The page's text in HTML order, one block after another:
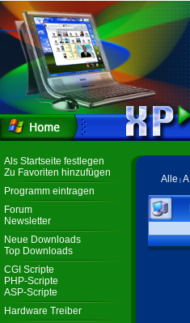
Als Startseite festlegen
Zu Favoriten hinzufügen
Programm eintragen
Forum
Newsletter
Neue Downloads
Top Downloads
CGI Scripte
PHP-Scripte
ASP-Scripte
Hardware Treiber
Alle A